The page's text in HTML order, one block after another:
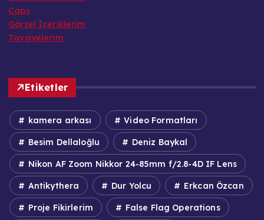
Caps
Görsel İçeriklerim
Tavsiyelerim
Etiketler
kamera arkası Video Formatları
Besim Dellaloğlu Deniz Baykal
Nikon AF Zoom Nikkor 24-85mm f/2.8-4D IF Lens
Antikythera Dur Yolcu Erkcan Özcan
Proje Fikirlerim False Flag Operations